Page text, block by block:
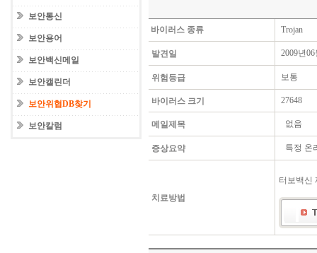
보안통신
보안용어
보안백신메일
보안캘린더
보안위협DB찾기
보안칼럼
바이러스 종류 Trojan
발견일 2009년
위험등급 보통
바이러스 크기 27648
메일제목 없음
증상요약 특정 온
치료방법
터보백신